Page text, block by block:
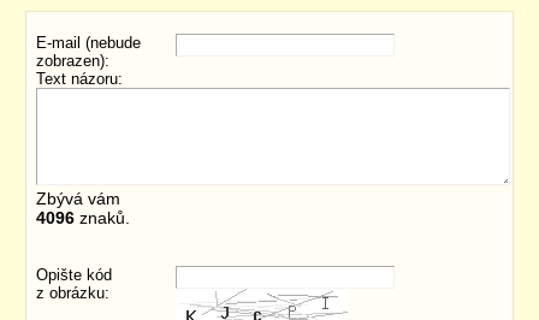
E-mail (nebude
zobrazen):
Text názoru:
Zbývá vám
4096 znaků.
Opište kód
z obrázku: